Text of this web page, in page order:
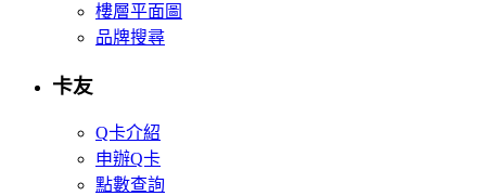
樓層平面圖
品牌搜尋
卡友
Q卡介紹
申辦Q卡
點數查詢